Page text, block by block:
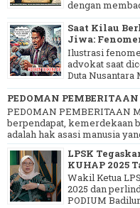
dengan
Saat Kilau
Jiwa:
Ilustrasi
advokat saat
Duta Nusantara
PEDOMAN
PEDOMAN PEMBERITAAN
berpendapat, kemerdekaan
adalah hak asasi manusia
LPSK
KUHAP 2025
Wakil Ketua
2025 dan
PODIUM